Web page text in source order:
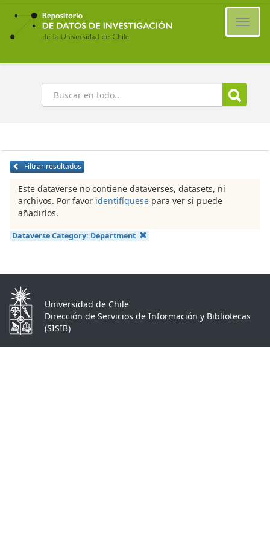
Ir
contenido
principal
Buscar
Filtrar resultados
Este dataverse no contiene dataverses, datasets, ni
archivos. Por favor identifíquese para ver si puede
añadirlos.
Dataverse Category: Department
Universidad de Chile
Dirección de Servicios de Información y Bibliotecas
(SISIB)